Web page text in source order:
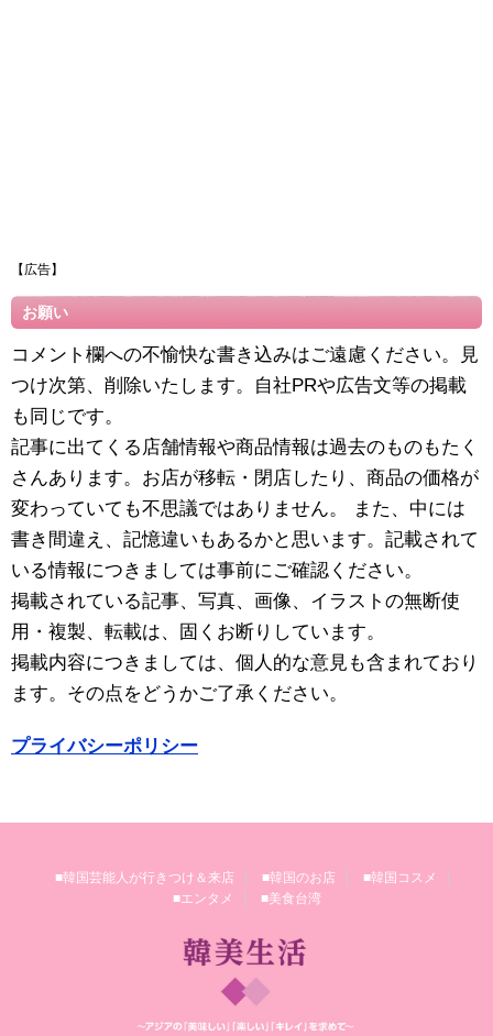
【広告】
お願い
コメント欄への不愉快な書き込みはご遠慮ください。見
つけ次第、削除いたします。自社PRや広告文等の掲載
も同じです。
記事に出てくる店舗情報や商品情報は過去のものもたく
さんあります。お店が移転・閉店したり、商品の価格が
変わっていても不思議ではありません。 また、中には
書き間違え、記憶違いもあるかと思います。記載されて
いる情報につきましては事前にご確認ください。
掲載されている記事、写真、画像、イラストの無断使
用・複製、転載は、固くお断りしています。
掲載内容につきましては、個人的な意見も含まれており
ます。その点をどうかご了承ください。
プライバシーポリシー
■韓国芸能人が行きつけ＆来店 ■韓国のお店
■韓国コスメ
■エンタメ
■美食台湾